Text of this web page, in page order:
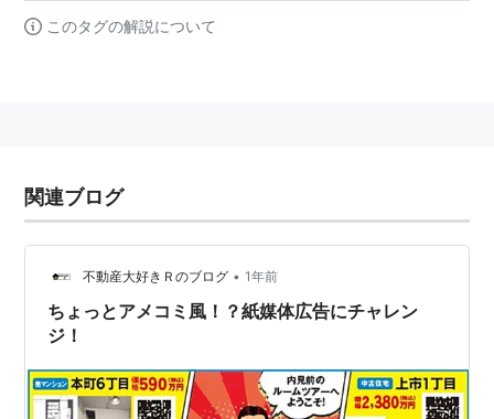
このタグの解説について
関連ブログ
不動産大好きＲのブログ • 1年前
ちょっとアメコミ風！？紙媒体広告にチャレン
ジ！